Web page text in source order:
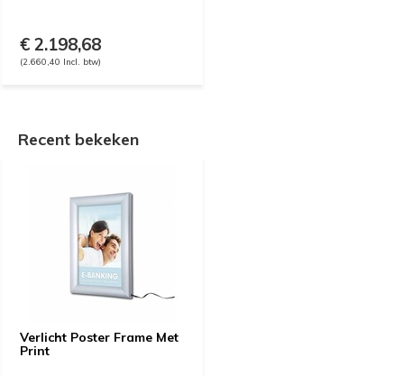
€ 2.198,68
(2.660,40 Incl. btw)
Recent bekeken
Verlicht Poster Frame Met
Print